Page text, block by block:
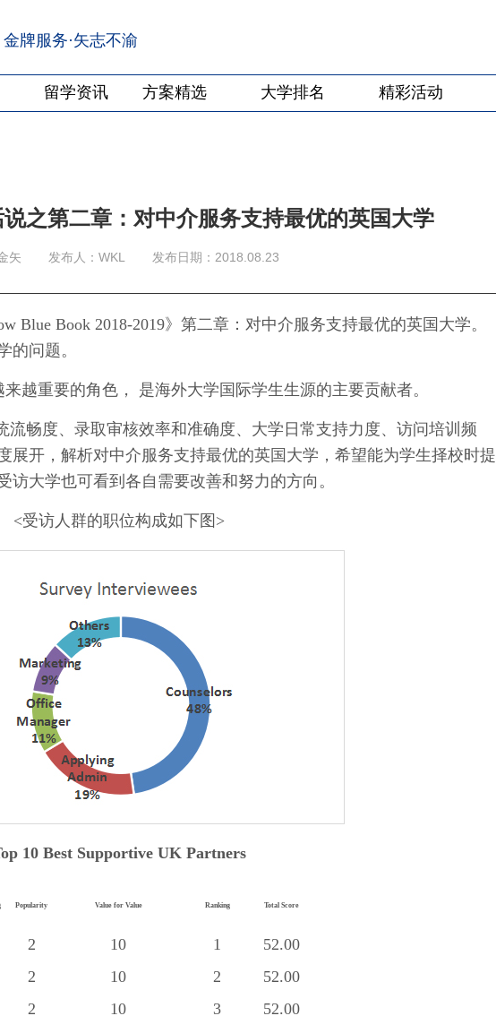
金牌服务·矢志不渝
留学资讯 方案精选 大学排名 精彩活动
之第二章：对中介服务支持最优的英国大学
矢 发布人：WKL 发布日期：2018.08.23
Blue Book 2018-2019》第二章：对中介服务支持最优的英国大学。
的问题。
越重要的角色， 是海外大学国际学生生源的主要贡献者。
流畅度、录取审核效率和准确度、大学日常支持力度、访问培训频
展开，解析对中介服务支持最优的英国大学，希望能为学生择校时提
大学也可看到各自需要改善和努力的方向。
<受访人群的职位构成如下图>
10 Best Supportive UK Partners
Popularity Value for Value Ranking Total Score
2 10 1
52.00
2 10 2
52.00
2 10 3
52.00